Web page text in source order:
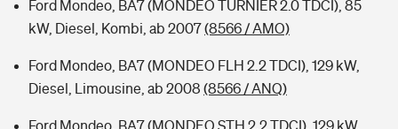
Ford Mondeo, BA7 (MONDEO TURNIER 2.0 TDCI), 85
kW, Diesel, Kombi, ab 2007(8566 / AMO)
Ford Mondeo, BA7 (MONDEO FLH 2.2 TDCI), 129 kW,
Diesel, Limousine, ab 2008 (8566 / ANQ)
Ford Mondeo, BA7 (MONDEO STH 2.2 TDCI), 129 kW,